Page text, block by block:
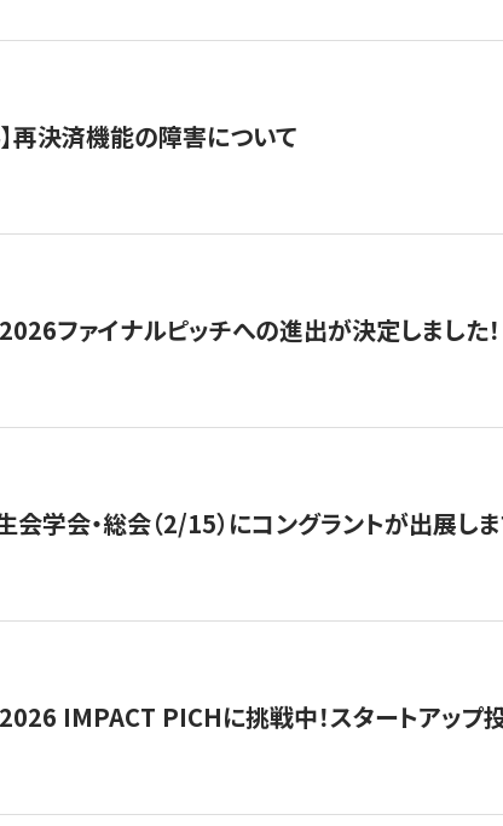
再決済機能の障害について
ファイナルピッチへの進出が決定しました！
学会・総会（2/15）にコングラントが出展し
IMPACT PICHに挑戦中！スタートアップ